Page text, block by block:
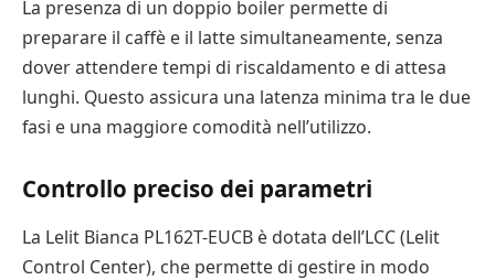
La presenza di un doppio boiler permette di
preparare il caffè e il latte simultaneamente, senza
dover attendere tempi di riscaldamento e di attesa
lunghi. Questo assicura una latenza minima tra le due
fasi e una maggiore comodità nell’utilizzo.
Controllo preciso dei parametri
La Lelit Bianca PL162T-EUCB è dotata dell’LCC (Lelit
Control Center), che permette di gestire in modo